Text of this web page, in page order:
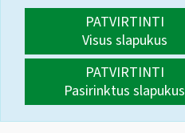
PATVIRTINTI
Visus slapukus
PATVIRTINTI
Pasirinktus slapukus